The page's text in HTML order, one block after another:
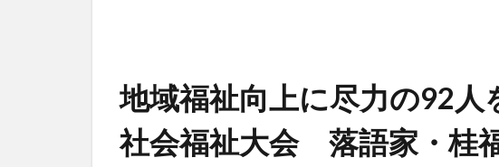
地域福祉向上に尽力の92
社会福祉大会 落語家・桂